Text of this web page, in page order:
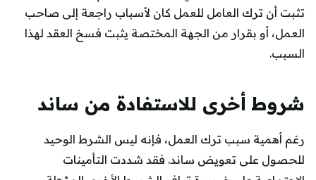
تثبت أن ترك العامل للعمل كان لأسباب راجعة إلى صاحب
العمل، أو بقرار من الجهة المختصة يثبت فسخ العقد لهذا
السبب.
شروط أخرى للاستفادة من ساند
رغم أهمية سبب ترك العمل، فإنه ليس الشرط الوحيد
للحصول على تعويض ساند. فقد شددت التأمينات